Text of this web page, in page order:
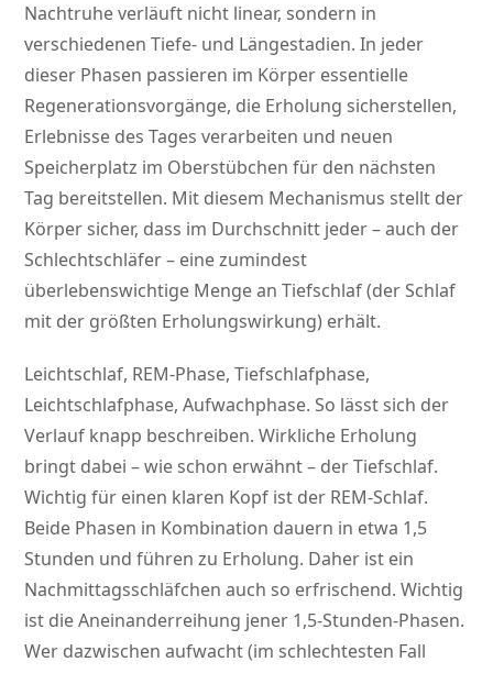
Nachtruhe verläuft nicht linear, sondern in
verschiedenen Tiefe- und Längestadien. In jeder
dieser Phasen passieren im Körper essentielle
Regenerationsvorgänge, die Erholung sicherstellen,
Erlebnisse des Tages verarbeiten und neuen
Speicherplatz im Oberstübchen für den nächsten
Tag bereitstellen. Mit diesem Mechanismus stellt der
Körper sicher, dass im Durchschnitt jeder – auch der
Schlechtschläfer – eine zumindest
überlebenswichtige Menge an Tiefschlaf (der Schlaf
mit der größten Erholungswirkung) erhält.
Leichtschlaf, REM-Phase, Tiefschlafphase,
Leichtschlafphase, Aufwachphase. So lässt sich der
Verlauf knapp beschreiben. Wirkliche Erholung
bringt dabei – wie schon erwähnt – der Tiefschlaf.
Wichtig für einen klaren Kopf ist der REM-Schlaf.
Beide Phasen in Kombination dauern in etwa 1,5
Stunden und führen zu Erholung. Daher ist ein
Nachmittagsschläfchen auch so erfrischend. Wichtig
ist die Aneinanderreihung jener 1,5-Stunden-Phasen.
Wer dazwischen aufwacht (im schlechtesten Fall